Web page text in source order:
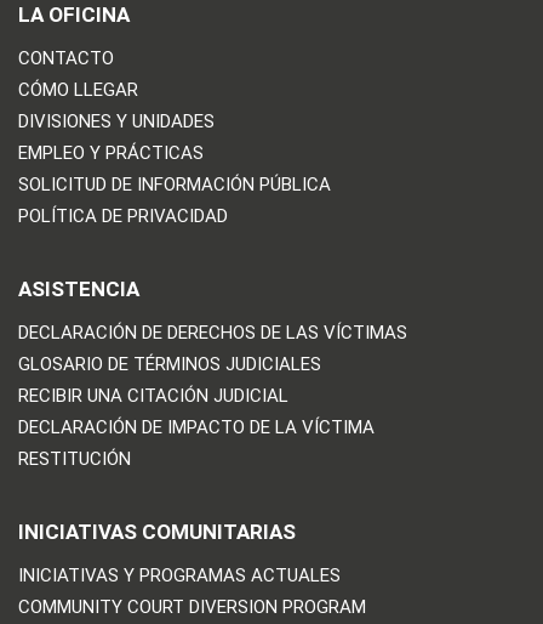
LA OFICINA
CONTACTO
CÓMO LLEGAR
DIVISIONES Y UNIDADES
EMPLEO Y PRÁCTICAS
SOLICITUD DE INFORMACIÓN PÚBLICA
POLÍTICA DE PRIVACIDAD
ASISTENCIA
DECLARACIÓN DE DERECHOS DE LAS VÍCTIMAS
GLOSARIO DE TÉRMINOS JUDICIALES
RECIBIR UNA CITACIÓN JUDICIAL
DECLARACIÓN DE IMPACTO DE LA VÍCTIMA
RESTITUCIÓN
INICIATIVAS COMUNITARIAS
INICIATIVAS Y PROGRAMAS ACTUALES
COMMUNITY COURT DIVERSION PROGRAM